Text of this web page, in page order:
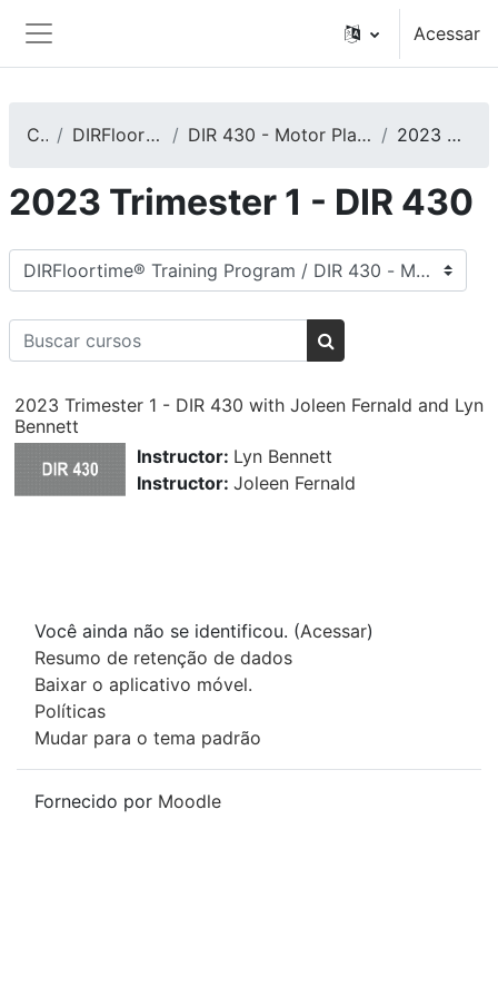
Painel lateral
Acessar
Cursos DIRFloortime® Training Program DIR 430 - Motor Planning: It Impacts Communication and More 2023 Trimester 1 - DIR 430
2023 Trimester 1 - DIR 430
Categorias de Cursos
Buscar cursos
Buscar cursos
2023 Trimester 1 - DIR 430 with Joleen Fernald and Lyn
Bennett
Instructor: Lyn Bennett
Instructor: Joleen Fernald
Você ainda não se identificou. (Acessar)
Resumo de retenção de dados
Baixar o aplicativo móvel.
Políticas
Mudar para o tema padrão
Fornecido por Moodle